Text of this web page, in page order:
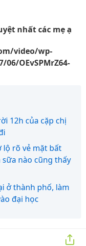
nhất các mẹ ạ
video/wp-
OEvSPMrZ64-
12h của cặp chị
lộ rõ vẻ mặt bất
nào cũng thấy
ở thành phố, làm
đại học